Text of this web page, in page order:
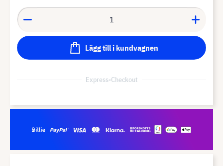
Lägg till i kundvagnen
Express-Checkout